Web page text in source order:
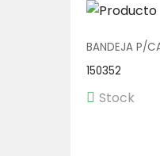
BANDEJA P/
150352
Stock